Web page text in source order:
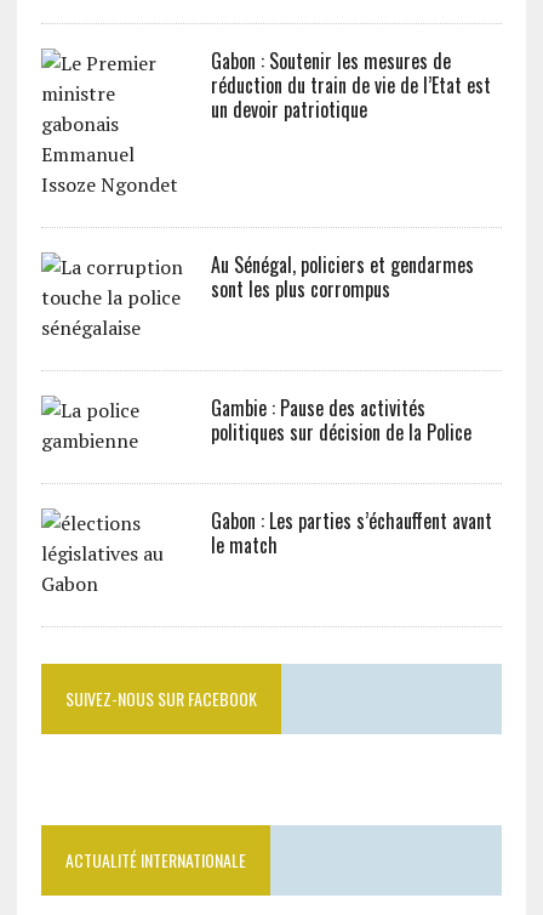
Gabon : Soutenir les mesures de
réduction du train de vie de l’Etat est
un devoir patriotique
Au Sénégal, policiers et gendarmes
sont les plus corrompus
Gambie : Pause des activités
politiques sur décision de la Police
Gabon : Les parties s’échauffent avant
le match
SUIVEZ-NOUS SUR FACEBOOK
ACTUALITÉ INTERNATIONALE